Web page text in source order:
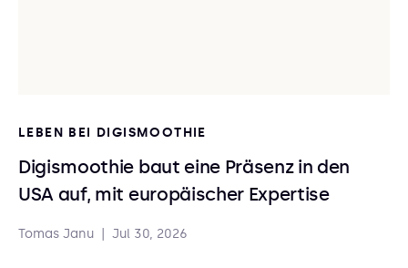
LEBEN BEI DIGISMOOTHIE
Digismoothie baut eine Präsenz in den
USA auf, mit europäischer Expertise
Tomas Janu Jul 30, 2026